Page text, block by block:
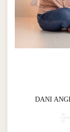
DANI